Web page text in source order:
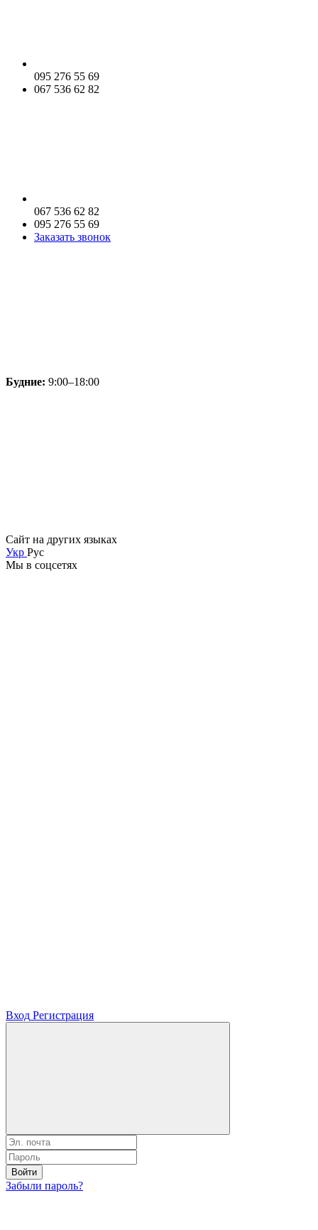
095 276 55 69
067 536 62 82
067 536 62 82
095 276 55 69
Заказать звонок
Будние: 9:00–18:00
Сайт на других языках
Укр Рус
Мы в соцсетях
Вход Регистрация
Войти
Забыли пароль?